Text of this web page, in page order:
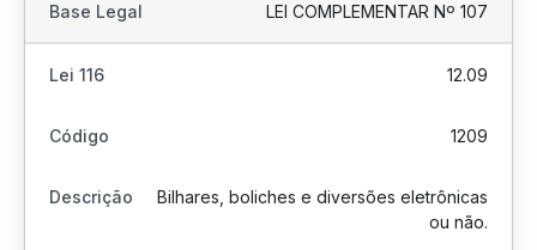
LEI COMPLEMENTAR Nº 107
12.09
1209
Bilhares, boliches e diversões eletrônicas
ou não.